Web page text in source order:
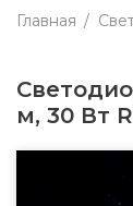
Главная
м, 30 Вт